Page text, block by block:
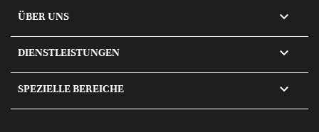
ÜBER UNS 
DIENSTLEISTUNGEN 
SPEZIELLE BEREICHE 